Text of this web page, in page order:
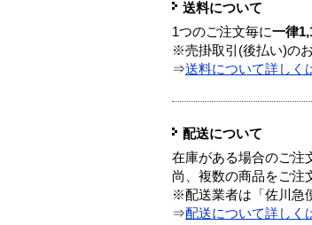
送料について
1つのご注文毎に一律
※売掛取引(後払い)の
⇒送料について詳しく
配送について
在庫がある場合のご注
尚、複数の商品をご注
※配送業者は「佐川急
⇒配送について詳しく